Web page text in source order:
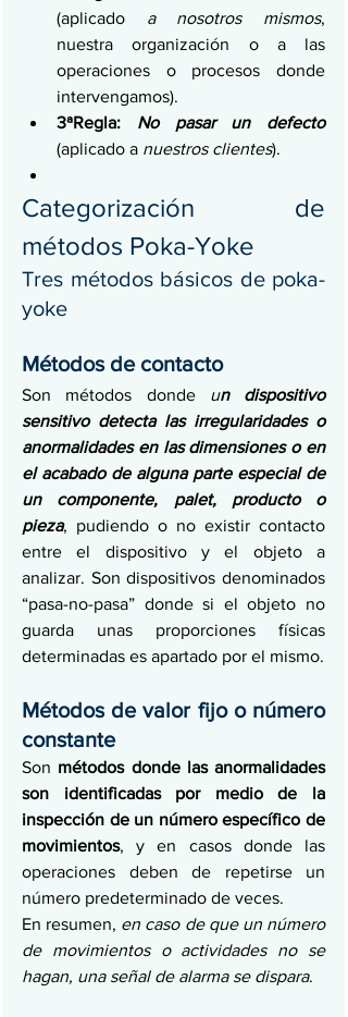
(aplicado a nosotros mismos,
nuestra organización o a las
operaciones o procesos donde
intervengamos).
3ªRegla: No pasar un defecto
(aplicado a nuestros clientes).
Categorización de
métodos Poka-Yoke
Tres métodos básicos de poka-
yoke
Métodos de contacto
Son métodos donde un dispositivo
sensitivo detecta las irregularidades o
anormalidades en las dimensiones o en
el acabado de alguna parte especial de
un componente, palet, producto o
pieza, pudiendo o no existir contacto
entre el dispositivo y el objeto a
analizar. Son dispositivos denominados
“pasa-no-pasa” donde si el objeto no
guarda unas proporciones físicas
determinadas es apartado por el mismo.
Métodos de valor fijo o número
constante
Son métodos donde las anormalidades
son identificadas por medio de la
inspección de un número específico de
movimientos, y en casos donde las
operaciones deben de repetirse un
número predeterminado de veces.
En resumen, en caso de que un número
de movimientos o actividades no se
hagan, una señal de alarma se dispara.